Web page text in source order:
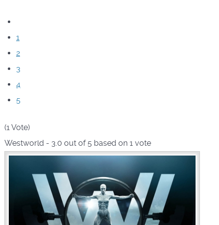
1
2
3
4
5
(1 Vote)
Westworld - 3.0 out of 5 based on 1vote